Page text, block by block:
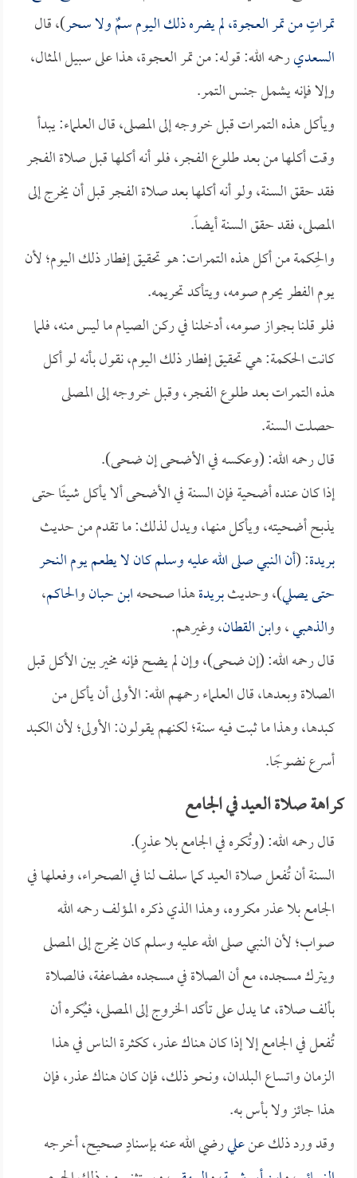
تمراتٍ من تمر العجوة، لم يضره ذلك اليوم سمٌ ولا سحر)، قال
السعديرحمه الله: قوله: من تمر العجوة، هذا على سبيل المثال،
وإلا فإنه يشمل جنس التمر.
ويأكل هذه التمرات قبل خروجه إلى المصلى، قال العلماء: يبدأ
وقت أكلها من بعد طلوع الفجر، فلو أنه أكلها قبل صلاة الفجر
فقد حقق السنة، ولو أنه أكلها بعد صلاة الفجر قبل أن يخرج إلى
المصلى، فقد حقق السنة أيضاً.
والحِكمة من أكل هذه التمرات: هو تحقيق إفطار ذلك اليوم؛ لأن
يوم الفطر يحرم صومه، ويتأكد تحريمه.
فلو قلنا بجواز صومه، أدخلنا في ركن الصيام ما ليس منه، فلما
كانت الحكمة: هي تحقيق إفطار ذلك اليوم، نقول بأنه لو أكل
هذه التمرات بعد طلوع الفجر، وقبل خروجه إلى المصلى
حصلت السنة.
قال رحمه الله: (وعكسه في الأضحى إن ضحى).
إذا كان عنده أضحية فإن السنة في الأضحى ألا يأكل شيئًا حتى
يذبح أضحيته، ويأكل منها، ويدل لذلك: ما تقدم من حديث
بريدة: (أن النبي صلى الله عليه وسلم كان لا يطعم يوم النحر
حتى يصلي)، وحديثبريدةهذا صححهابن حبانوالحاكم،
والذهبي، وابن القطان، وغيرهم.
قال رحمه الله: (إن ضحى)، وإن لم يضح فإنه مخير بين الأكل قبل
الصلاة وبعدها، قال العلماء رحمهم الله: الأولى أن يأكل من
كبدها، وهذا ما ثبت فيه سنة؛ لكنهم يقولون: الأولى؛ لأن الكبد
أسرع نضوجًا.
كراهة صلاة العيد في الجامع
قال رحمه الله: (وتُكره في الجامع بلا عذرٍ).
السنة أن تُفعل صلاة العيد كما سلف لنا في الصحراء، وفعلها في
الجامع بلا عذر مكروه، وهذا الذي ذكره المؤلف رحمه الله
صواب؛ لأن النبي صلى الله عليه وسلم كان يخرج إلى المصلى
ويترك مسجده، مع أن الصلاة في مسجده مضاعفة، فالصلاة
بألف صلاة، مما يدل على تأكد الخروج إلى المصلى، فيُكره أن
تُفعل في الجامع إلا إذا كان هناك عذر، ككثرة الناس في هذا
الزمان واتساع البلدان، ونحو ذلك، فإن كان هناك عذر، فإن
هذا جائز ولا بأس به.
وقد ورد ذلك عنعليرضي الله عنه بإسنادٍ صحيح، أخرجه